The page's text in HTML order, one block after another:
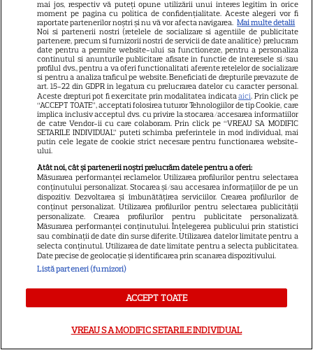
21
SERIALE AMERICANE
Sandra Oh dezvăluie de ce a
plecat din „Anatomia lui Grey”.
Discuția cu Shonda Rhimes
care a schimbat totul pentru
Cristina Yang
ARTICOLE PARTENERI
mai jos, respectiv vă puteți opune utilizării unui interes legitim în orice
moment pe pagina cu politica de confidențialitate. Aceste alegeri vor fi
raportate partenerilor noștri și nu vă vor afecta navigarea. Mai multe detalii
Noi si partenerii nostri (retelele de socializare si agentiile de publicitate
partenere, precum si furnizorii nostri de servicii de date analitice) prelucram
date pentru a permite website-ului sa functioneze, pentru a personaliza
continutul si anunturile publicitare afisate in functie de interesele si/sau
profilul dvs., pentru a va oferi functionalitati aferente retelelor de socializare
si pentru a analiza traficul pe website. Beneficiati de drepturile prevazute de
art. 15-22 din GDPR in legatura cu prelucrarea datelor cu caracter personal.
Aceste drepturi pot fi exercitate prin modalitatea indicataaici. Prin click pe
“ACCEPT TOATE”, acceptati folosirea tuturor Tehnologiilor de tip Cookie, care
implica inclusiv acceptul dvs. cu privire la stocarea/accesarea informatiilor
de catre Vendor-ii cu care colaboram. Prin click pe “VREAU SA MODIFIC
SETARILE INDIVIDUAL” puteti schimba preferintele in mod individual, mai
putin cele legate de cookie strict necesare pentru functionarea website-
ului.
Atât noi, cât și partenerii noștri prelucrăm datele pentru a oferi:
Măsurarea performanței reclamelor. Utilizarea profilurilor pentru selectarea
conținutului personalizat. Stocarea și/sau accesarea informațiilor de pe un
dispozitiv. Dezvoltarea și îmbunătățirea serviciilor. Crearea profilurilor de
conținut personalizat. Utilizarea profilurilor pentru selectarea publicității
personalizate. Crearea profilurilor pentru publicitate personalizată.
Măsurarea performanței conținutului. Înțelegerea publicului prin statistici
sau combinații de date din surse diferite. Utilizarea datelor limitate pentru a
selecta conținutul. Utilizarea de date limitate pentru a selecta publicitatea.
Date precise de geolocație și identificarea prin scanarea dispozitivului.
Listă parteneri (furnizori)
ACCEPT TOATE
VREAU SA MODIFIC SETARILE INDIVIDUAL